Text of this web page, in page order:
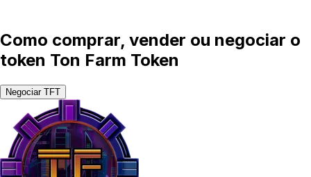
Como comprar, vender ou negociar o
token Ton Farm Token
Negociar TFT